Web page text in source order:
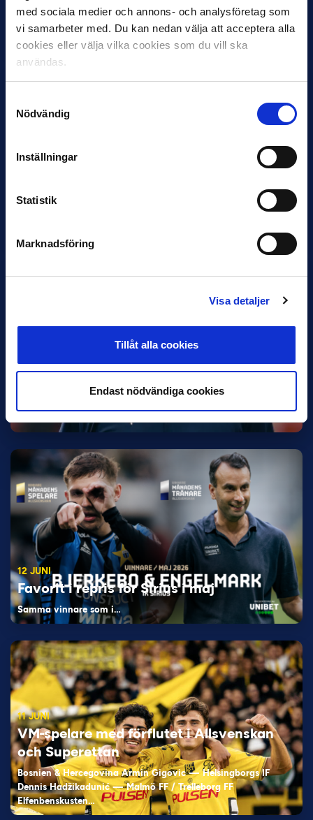
med sociala medier och annons- och analysföretag som
vi samarbeter med. Du kan nedan välja att acceptera alla
cookies eller välja vilka cookies som du vill ska
användas.
Nödvändig
Inställningar
Statistik
Marknadsföring
Visa detaljer
Tillåt alla cookies
Endast nödvändiga cookies
IK Sirius fortsätter att sätta tonen i Allsvenskan med sin
till…
27 JULI
Under måndagseftermiddagen meddelade IFK Göteborg att
Stefan Billborns uppdrag som huvudtränare i herrlaget har
Helstrup ny tränare i Malmö FF
12 JUNI
Favorit i repris för Sirius i maj
Samma vinnare som i…
11 JUNI
VM-spelare med förflutet i Allsvenskan
och Superettan
Bosnien & Hercegovina Armin Gigovic — Helsingborgs IF
Dennis Hadžikadunić — Malmö FF / Trelleborg FF
Elfenbenskusten…